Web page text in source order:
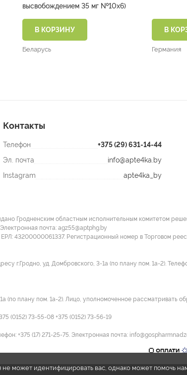
высвобождением 35 мг №10х6)
В КОРЗИНУ
Беларусь
В
Германия
Контакты
Телефон
+375 (29) 631-14-44
Эл. почта
info@apte4ka.by
Instagram
apte4ka_by
Гродненским областным исполнительным комитетом
почта: agz55@aptphg.by
43200000061337. Регистрационный номер в Торговом
г.Гродно, уд. Домбровского, 3-1а (по плану пом. 1а-2).
(по плану пом. 1а-2). Лицо, уполномоченное рассматривать
(0152) 73-55-08 +375 (0152) 73-56-19
+375 (17) 271-25-75. Электронная почта:
может идентифицировать вас, однако может помочь